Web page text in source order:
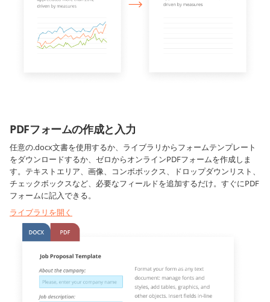
PDFフォームの作成と入力
任意の.docx文書を使用するか、ライブラリからフォームテンプレート
をダウンロードするか、ゼロからオンラインPDFフォームを作成しま
す。テキストエリア、画像、コンボボックス、ドロップダウンリスト、
チェックボックスなど、必要なフィールドを追加するだけ。すぐにPDF
フォームに記入できる。
ライブラリを開く